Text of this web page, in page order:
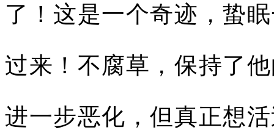
了！这是一个奇迹，蛰
过来！不腐草，保持了
进一步恶化，但真正想